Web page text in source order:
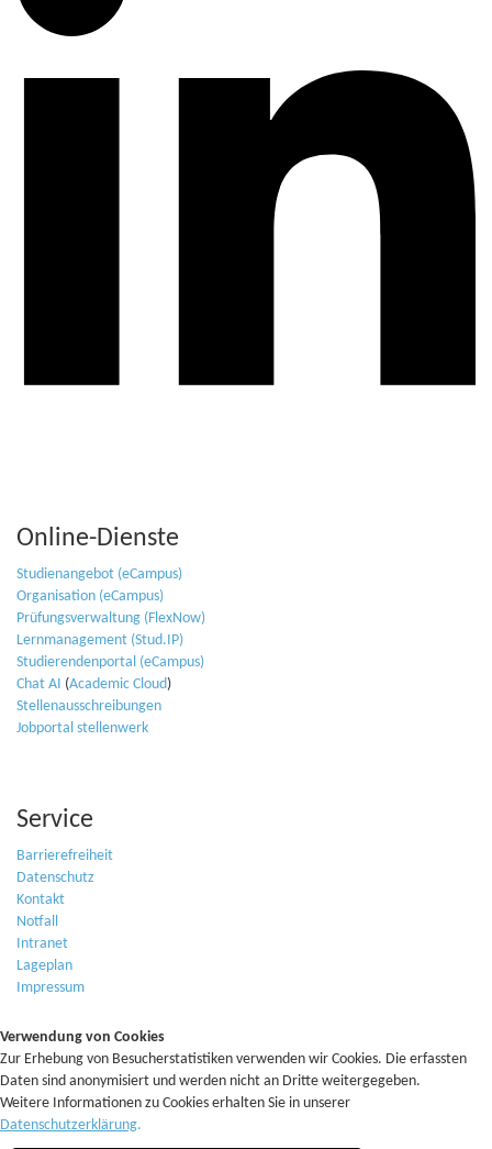
Online-Dienste
Studienangebot (eCampus)
Organisation (eCampus)
Prüfungsverwaltung (FlexNow)
Lernmanagement (Stud.IP)
Studierendenportal (eCampus)
Chat AI (Academic Cloud)
Stellenausschreibungen
Jobportal stellenwerk
Service
Barrierefreiheit
Datenschutz
Kontakt
Notfall
Intranet
Lageplan
Impressum
Verwendung von Cookies
Zur Erhebung von Besucherstatistiken verwenden wir Cookies. Die erfassten
Daten sind anonymisiert und werden nicht an Dritte weitergegeben.
Weitere Informationen zu Cookies erhalten Sie in unserer
Datenschutzerklärung.